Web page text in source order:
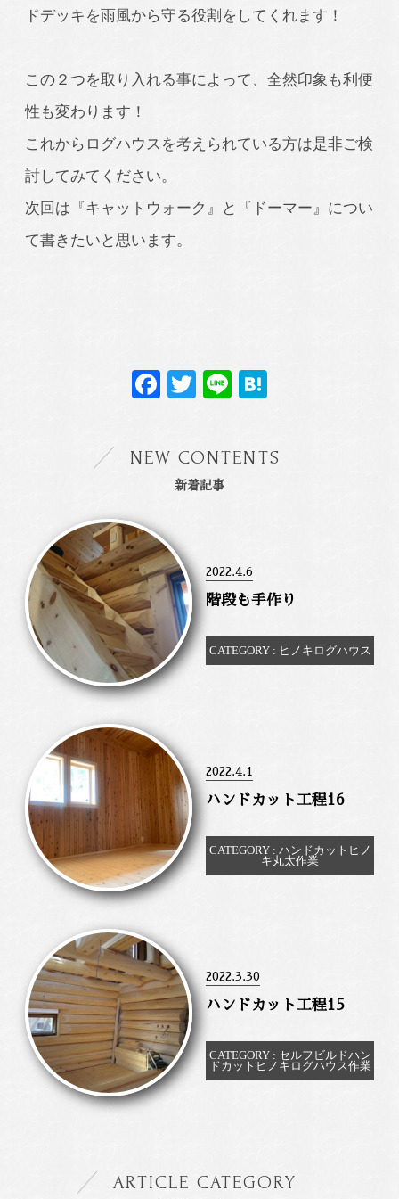
ドデッキを雨風から守る役割をしてくれます！
この２つを取り入れる事によって、全然印象も利便
性も変わります！
これからログハウスを考えられている方は是非ご検
討してみてください。
次回は『キャットウォーク』と『ドーマー』につい
て書きたいと思います。
Facebook
Twitter
Line
NEW CONTENTS
新着記事
2022.4.6
階段も手作り
CATEGORY : ヒノキログハウス
2022.4.1
ハンドカット工程16
CATEGORY : ハンドカットヒノ
キ丸太作業
2022.3.30
ハンドカット工程15
CATEGORY : セルフビルドハン
ドカットヒノキログハウス作業
ARTICLE CATEGORY